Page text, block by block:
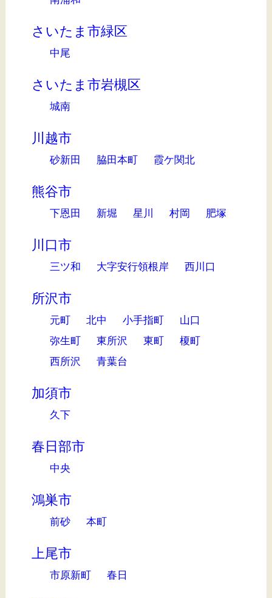
さいたま市緑区
中尾
さいたま市岩槻区
城南
川越市
砂新田 脇田本町 霞ケ関北
熊谷市
下恩田 新堀 星川 村岡 肥塚
川口市
三ツ和 大字安行領根岸 西川口
所沢市
元町 北中 小手指町
山口
弥生町
東所沢 東町
榎町
西所沢
青葉台
加須市
久下
春日部市
中央
鴻巣市
前砂 本町
上尾市
市原新町 春日